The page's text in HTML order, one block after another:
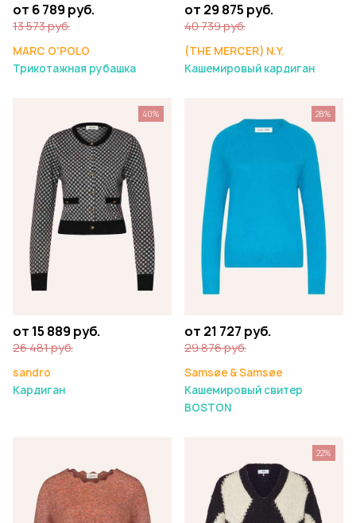
от 6 789 руб.
13 573 руб.
MARC O'POLO
Трикотажная рубашка
от 29 875 руб.
40 739 руб.
(THE MERCER) N.Y.
Кашемировый кардиган
от 15 889 руб.
26 481 руб.
sandro
Кардиган
40%
от 21 727 руб.
29 876 руб.
Samsøe & Samsøe
Кашемировый свитер
BOSTON
28%
22%